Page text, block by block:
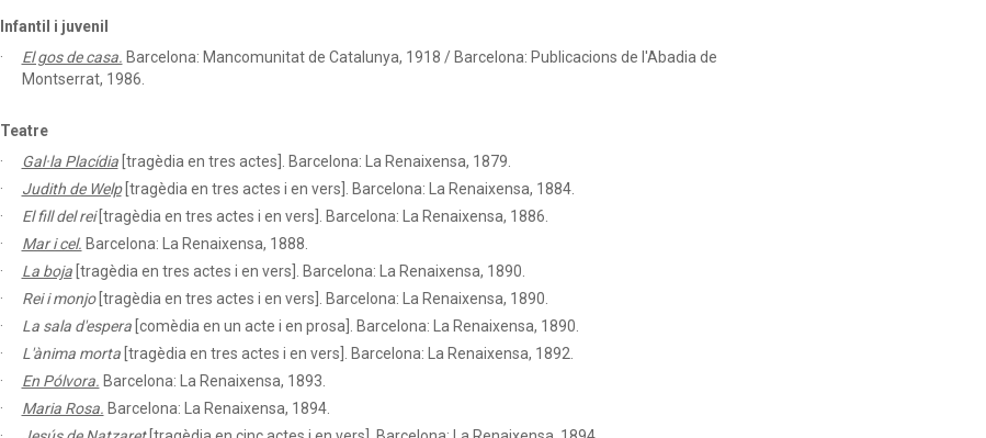
Infantil i juvenil
El gos de casa. Barcelona: Mancomunitat de Catalunya, 1918 / Barcelona: Publicacions de l'Abadia de
Montserrat, 1986.
Teatre
Gal·la Placídia [tragèdia en tres actes]. Barcelona: La Renaixensa, 1879.
Judith de Welp [tragèdia en tres actes i en vers]. Barcelona: La Renaixensa, 1884.
El fill del rei [tragèdia en tres actes i en vers]. Barcelona: La Renaixensa, 1886.
Mar i cel. Barcelona: La Renaixensa, 1888.
La boja [tragèdia en tres actes i en vers]. Barcelona: La Renaixensa, 1890.
Rei i monjo [tragèdia en tres actes i en vers]. Barcelona: La Renaixensa, 1890.
La sala d'espera [comèdia en un acte i en prosa]. Barcelona: La Renaixensa, 1890.
L'ànima morta [tragèdia en tres actes i en vers]. Barcelona: La Renaixensa, 1892.
En Pólvora. Barcelona: La Renaixensa, 1893.
Maria Rosa. Barcelona: La Renaixensa, 1894.